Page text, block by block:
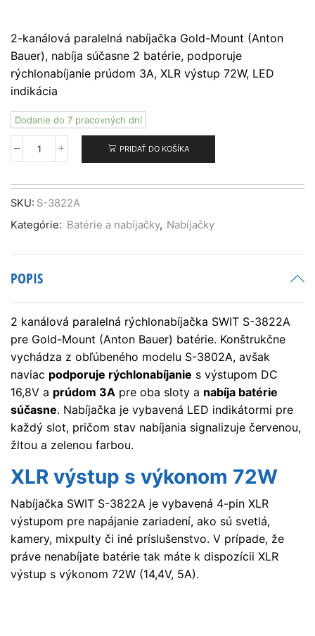
2-kanálová paralelná nabíjačka Gold-Mount (Anton
Bauer), nabíja súčasne 2 batérie, podporuje
rýchlonabíjanie prúdom 3A, XLR výstup 72W, LED
indikácia
Dodanie do 7 pracovných dní
množstvo
S-
3822A
paralelná
Mount
rýchlonabíjačka
PRIDAŤ DO KOŠÍKA
SKU: S-3822A
Kategórie: Batérie a nabíjačky, Nabíjačky
POPIS
2 kanálová paralelná rýchlonabíjačka SWIT S-3822A
pre Gold-Mount (Anton Bauer) batérie. Konštrukčne
vychádza z obľúbeného modelu S-3802A, avšak
naviac podporuje rýchlonabíjanie s výstupom DC
16,8V a prúdom 3A pre oba sloty a nabíja batérie
súčasne. Nabíjačka je vybavená LED indikátormi pre
každý slot, pričom stav nabíjania signalizuje červenou,
žltou a zelenou farbou.
XLR výstup s výkonom 72W
Nabíjačka SWIT S-3822A je vybavená 4-pin XLR
výstupom pre napájanie zariadení, ako sú svetlá,
kamery, mixpulty či iné príslušenstvo. V prípade, že
práve nenabíjate batérie tak máte k dispozícii XLR
výstup s výkonom 72W (14,4V, 5A).